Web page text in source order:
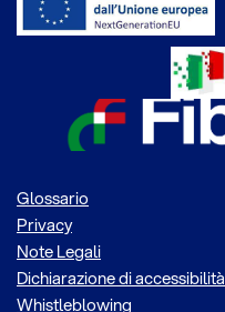
Glossario
Privacy
Note Legali
Dichiarazione di accessibilità
Whistleblowing